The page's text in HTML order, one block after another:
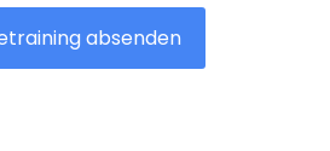
absenden